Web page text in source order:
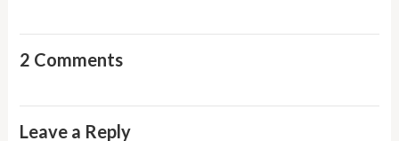
2 Comments
Leave a Reply